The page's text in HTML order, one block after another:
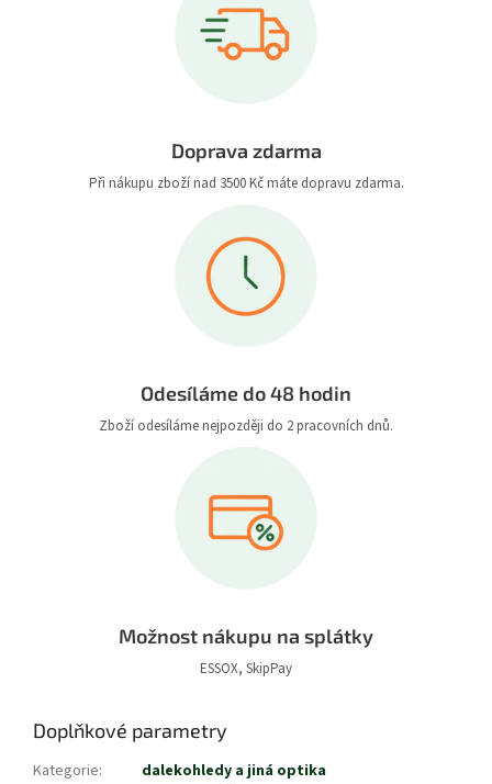
Doprava zdarma
Při nákupu zboží nad 3500 Kč máte dopravu zdarma.
Odesíláme do 48 hodin
Zboží odesíláme nejpozději do 2 pracovních dnů.
Možnost nákupu na splátky
ESSOX, SkipPay
Doplňkové parametry
Kategorie:
dalekohledy a jiná optika